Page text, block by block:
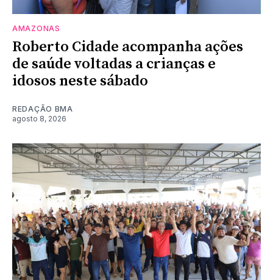
AMAZONAS
Roberto Cidade acompanha ações
de saúde voltadas a crianças e
idosos neste sábado
REDAÇÃO BMA
agosto 8, 2026